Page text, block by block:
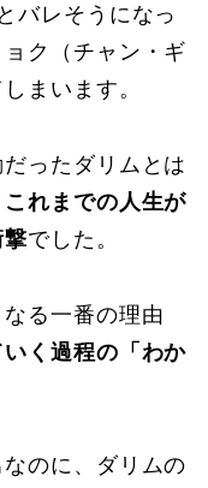
バレそうになっ
ク（チャン・ギ
まいます。
ったダリムとは
れまでの人生が
でした。
る一番の理由
く過程の「わか
のに、ダリムの